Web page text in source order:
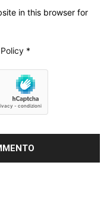
in this browser for
*